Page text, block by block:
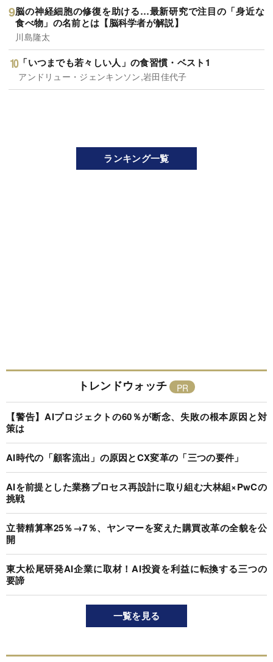
脳の神経細胞の修復を助ける…最新研究で注目の「身近な
食べ物」の名前とは【脳科学者が解説】
川島隆太
「いつまでも若々しい人」の食習慣・ベスト1
アンドリュー・ジェンキンソン,岩田佳代子
ランキング一覧
トレンドウォッチ
【警告】AIプロジェクトの60％が断念、失敗の根本原因と対
策は
AI時代の「顧客流出」の原因とCX変革の「三つの要件」
AIを前提とした業務プロセス再設計に取り組む大林組×PwCの
挑戦
立替精算率25％→7％、ヤンマーを変えた購買改革の全貌を公
開
東大松尾研発AI企業に取材！AI投資を利益に転換する三つの
要諦
一覧を見る